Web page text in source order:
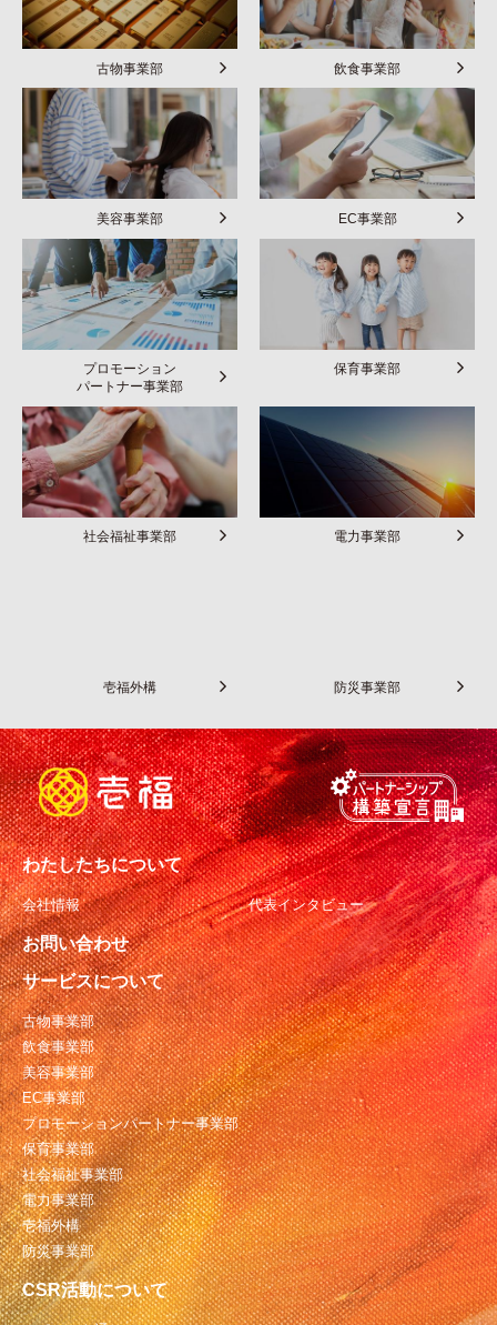
古物事業部 飲食事業部
美容事業部 EC事業部
プロモーション
パートナー事業部
保育事業部
社会福祉事業部 電力事業部
壱福外構 防災事業部
わたしたちについて
会社情報 代表インタビュー
お問い合わせ
サービスについて
古物事業部
飲食事業部
美容事業部
EC事業部
プロモーションパートナー事業部
保育事業部
社会福祉事業部
電力事業部
壱福外構
防災事業部
CSR活動について